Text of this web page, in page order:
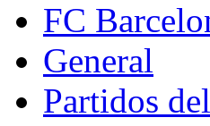
FC
General
Partidos